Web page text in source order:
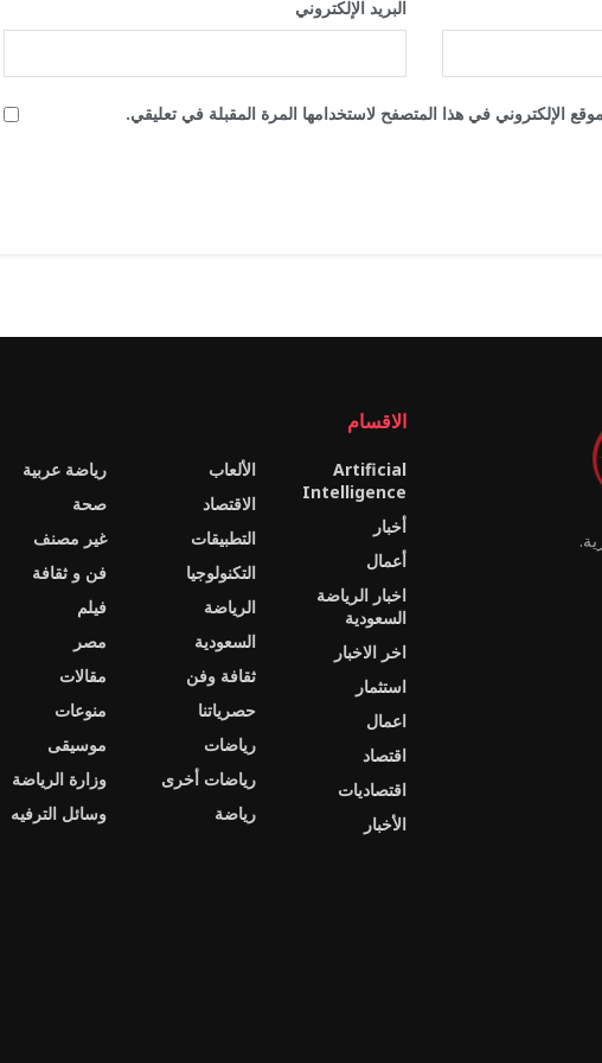
البريد الإلكتروني
الإلكتروني في هذا المتصفح لاستخدامها المرة المقبلة في تعليقي.
الاقسام
Artificial
Intelligence
أخبار
أعمال
اخبار الرياضة
السعودية
اخر الاخبار
استثمار
اعمال
اقتصاد
اقتصاديات
الأخبار
الألعاب
الاقتصاد
التطبيقات
التكنولوجيا
الرياضة
السعودية
ثقافة وفن
حصرياتنا
رياضات
رياضات أخرى
رياضة
رياضة عربية
صحة
غير مصنف
فن و ثقافة
فيلم
مصر
مقالات
منوعات
موسيقى
وزارة الرياضة
وسائل الترفيه